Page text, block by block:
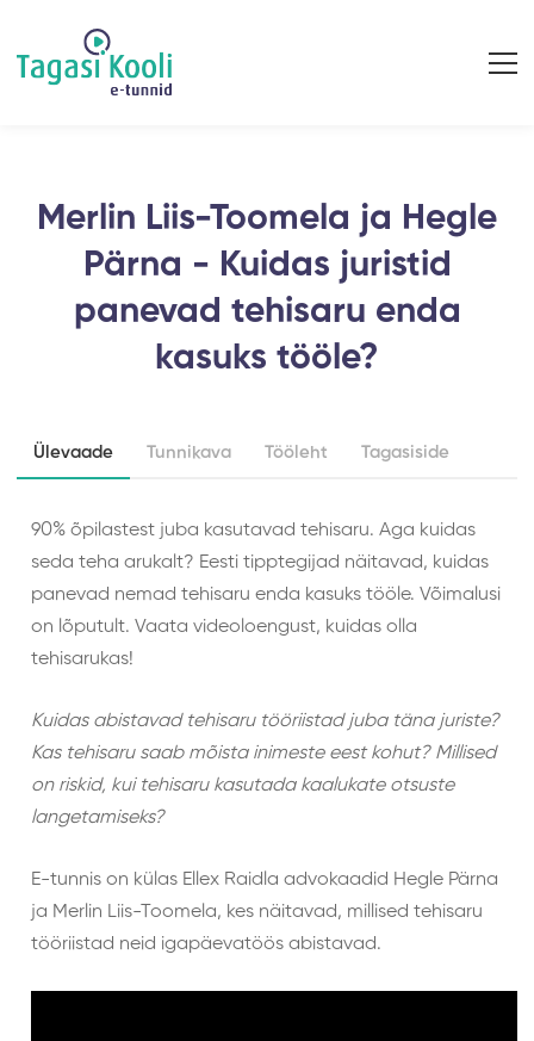
Merlin Liis-Toomela ja Hegle
Pärna - Kuidas juristid
panevad tehisaru enda
kasuks tööle?
Ülevaade Tunnikava Tööleht Tagasiside
90% õpilastest juba kasutavad tehisaru. Aga kuidas
seda teha arukalt? Eesti tipptegijad näitavad, kuidas
panevad nemad tehisaru enda kasuks tööle. Võimalusi
on lõputult. Vaata videoloengust, kuidas olla
tehisarukas!
Kuidas abistavad tehisaru tööriistad juba täna juriste?
Kas tehisaru saab mõista inimeste eest kohut? Millised
on riskid, kui tehisaru kasutada kaalukate otsuste
langetamiseks?
E-tunnis on külas Ellex Raidla advokaadid Hegle Pärna
ja Merlin Liis-Toomela, kes näitavad, millised tehisaru
tööriistad neid igapäevatöös abistavad.